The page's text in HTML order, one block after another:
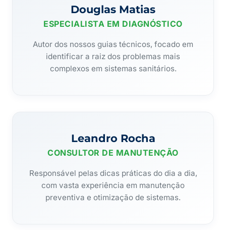
Douglas Matias
ESPECIALISTA EM DIAGNÓSTICO
Autor dos nossos guias técnicos, focado em
identificar a raiz dos problemas mais
complexos em sistemas sanitários.
Leandro Rocha
CONSULTOR DE MANUTENÇÃO
Responsável pelas dicas práticas do dia a dia,
com vasta experiência em manutenção
preventiva e otimização de sistemas.